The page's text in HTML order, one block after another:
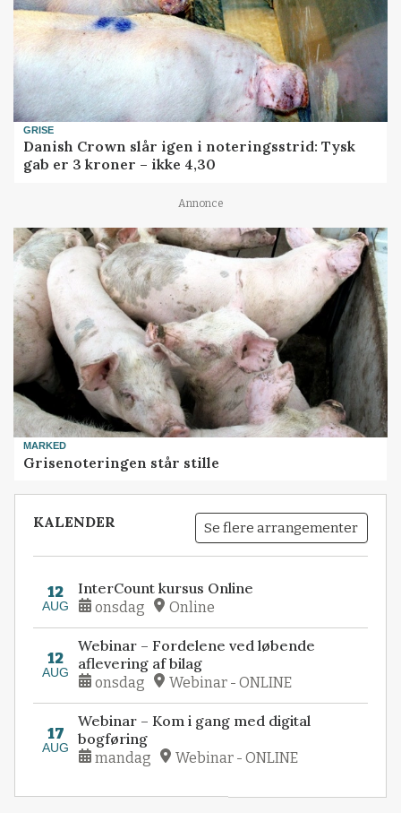
GRISE
gab er 3 kroner – ikke 4,30
Annonce
Grisenoteringen står stille
KALENDER Se flere arrangementer
12
onsdag Online
AUG
Webinar – Fordelene ved løbende
onsdag Webinar - ONLINE
Webinar – Kom i gang med digital
mandag Webinar - ONLINE